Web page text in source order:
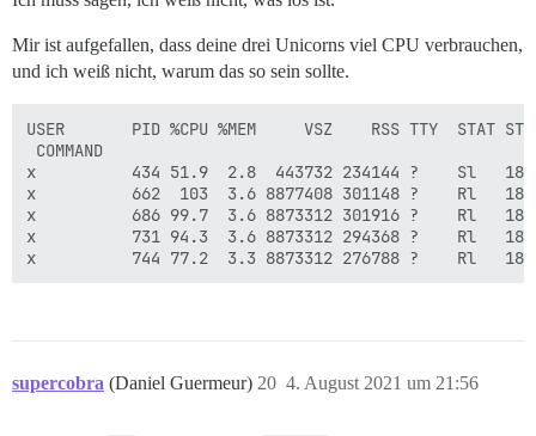
Mir ist aufgefallen, dass deine drei Unicorns viel CPU verbrauchen,
und ich weiß nicht, warum das so sein sollte.
USER       PID %CPU %MEM     VSZ    RSS TTY  STAT
COMMAND
x          434 51.9  2.8  443732 234144 ?    Sl
x          662  103  3.6 8877408 301148 ?    Rl
x          686 99.7  3.6 8873312 301916 ?    Rl
x          731 94.3  3.6 8873312 294368 ?    Rl
supercobra (Daniel Guermeur) 4. August 2021 um 21:56
20